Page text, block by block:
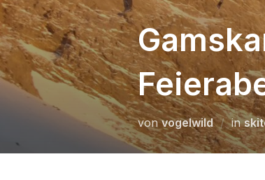
vonvogelwild in